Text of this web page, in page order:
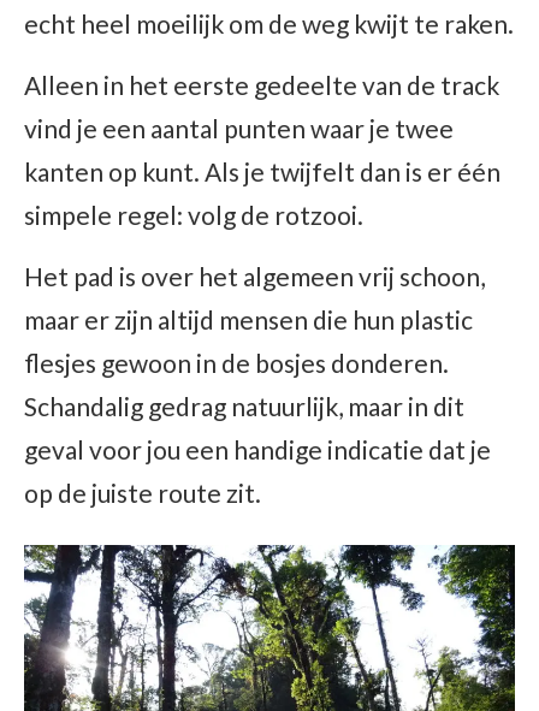
echt heel moeilijk om de weg kwijt te raken.
Alleen in het eerste gedeelte van de track
vind je een aantal punten waar je twee
kanten op kunt. Als je twijfelt dan is er één
simpele regel: volg de rotzooi.
Het pad is over het algemeen vrij schoon,
maar er zijn altijd mensen die hun plastic
flesjes gewoon in de bosjes donderen.
Schandalig gedrag natuurlijk, maar in dit
geval voor jou een handige indicatie dat je
op de juiste route zit.